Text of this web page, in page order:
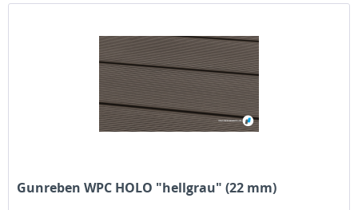
Gunreben WPC HOLO "hellgrau" (22 mm)